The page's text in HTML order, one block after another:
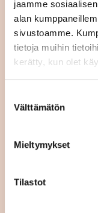
jaamme
alan
sivustoamme.
tietoja muihin
kerätty, kun olet
valinta
Välttämätön
Mieltymykset
Tilastot
Lue lisää
Lue lisää